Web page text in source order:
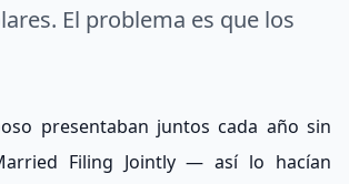
El problema es que los
presentaban juntos cada año sin
Filing Jointly — así lo hacían